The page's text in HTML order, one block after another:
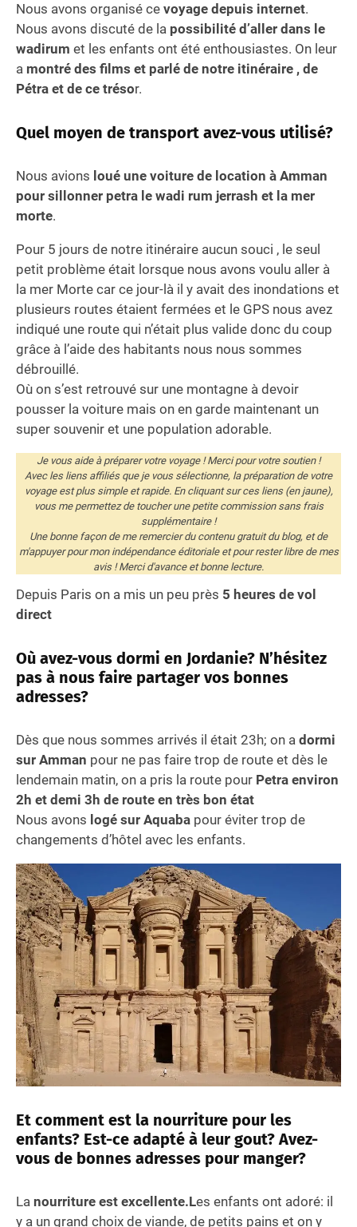
Nous avons organisé ce voyage depuis internet.
Nous avons discuté de la possibilité d’aller dans le
wadirum et les enfants ont été enthousiastes. On leur
a montré des films et parlé de notre itinéraire , de
Pétra et de ce trésor.
Quel moyen de transport avez-vous utilisé?
Nous avions loué une voiture de location à Amman
pour sillonner petra le wadi rum jerrash et la mer
morte.
Pour 5 jours de notre itinéraire aucun souci , le seul
petit problème était lorsque nous avons voulu aller à
la mer Morte car ce jour-là il y avait des inondations et
plusieurs routes étaient fermées et le GPS nous avez
indiqué une route qui n’était plus valide donc du coup
grâce à l’aide des habitants nous nous sommes
débrouillé.
Où on s’est retrouvé sur une montagne à devoir
pousser la voiture mais on en garde maintenant un
super souvenir et une population adorable.
Je vous aide à préparer votre voyage ! Merci pour votre soutien !
Avec les liens affiliés que je vous sélectionne, la préparation de votre
voyage est plus simple et rapide. En cliquant sur ces liens (en jaune),
vous me permettez de toucher une petite commission sans frais
supplémentaire !
Une bonne façon de me remercier du contenu gratuit du blog, et de
m'appuyer pour mon indépendance éditoriale et pour rester libre de mes
avis ! Merci d'avance et bonne lecture.
Depuis Paris on a mis un peu près 5 heures de vol
direct
Où avez-vous dormi en Jordanie? N’hésitez
pas à nous faire partager vos bonnes
adresses?
Dès que nous sommes arrivés il était 23h; on a dormi
sur Amman pour ne pas faire trop de route et dès le
lendemain matin, on a pris la route pour Petra environ
2h et demi 3h de route en très bon état
Nous avons logé sur Aquaba pour éviter trop de
changements d’hôtel avec les enfants.
Et comment est la nourriture pour les
enfants? Est-ce adapté à leur gout? Avez-
vous de bonnes adresses pour manger?
La nourriture est excellente.Les enfants ont adoré: il
y a un grand choix de viande, de petits pains et on y